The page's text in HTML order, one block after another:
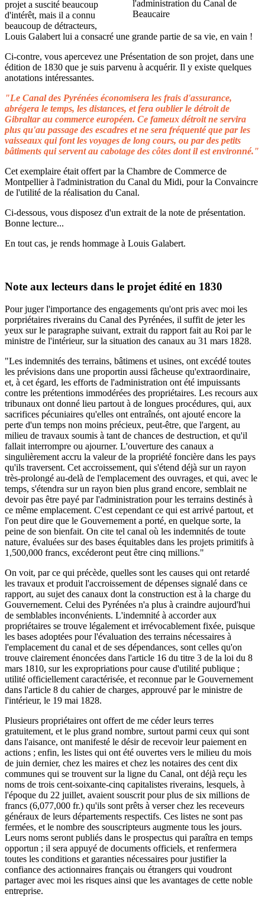
projet a suscité beaucoup
d'intérêt, mais il a connu
beaucoup de détracteurs,
Louis Galabert lui a consacré une grande partie de sa vie, en vain !
Ci-contre, vous apercevez une Présentation de son projet, dans une
édition de 1830 que je suis parvenu à acquérir. Il y existe quelques
anotations intéressantes.
"Le Canal des Pyrénées économisera les frais d'assurance,
abrégera le temps, les distances, et fera oublier le détroit de
Gibraltar au commerce européen. Ce fameux détroit ne servira
plus qu'au passage des escadres et ne sera fréquenté que par les
vaisseaux qui font les voyages de long cours, ou par des petits
bâtiments qui servent au cabotage des côtes dont il est environné."
Cet exemplaire était offert par la Chambre de Commerce de
Montpellier à l'administration du Canal du Midi, pour la Convaincre
de l'utilité de la réalisation du Canal.
Ci-dessous, vous disposez d'un extrait de la note de présentation.
Bonne lecture...
En tout cas, je rends hommage à Louis Galabert.
Note aux lecteurs dans le projet édité en 1830
Pour juger l'importance des engagements qu'ont pris avec moi les
porpriétaires riverains du Canal des Pyrénées, il suffit de jeter les
yeux sur le paragraphe suivant, extrait du rapport fait au Roi par le
ministre de l'intérieur, sur la situation des canaux au 31 mars 1828.
"Les indemnités des terrains, bâtimens et usines, ont excédé toutes
les prévisions dans une proportin aussi fâcheuse qu'extraordinaire,
et, à cet égard, les efforts de l'administration ont été impuissants
contre les prétentions immodérées des propriétaires. Les recours aux
tribunaux ont donné lieu partout à de longues procédures, qui, aux
sacrifices pécuniaires qu'elles ont entraînés, ont ajouté encore la
perte d'un temps non moins précieux, peut-être, que l'argent, au
milieu de travaux soumis à tant de chances de destruction, et qu'il
fallait interrompre ou ajourner. L'ouverture des canaux a
singulièrement accru la valeur de la propriété foncière dans les pays
qu'ils traversent. Cet accroissement, qui s'étend déjà sur un rayon
très-prolongé au-delà de l'emplacement des ouvrages, et qui, avec le
temps, s'étendra sur un rayon bien plus grand encore, semblait ne
devoir pas être payé par l'administration pour les terrains destinés à
ce même emplacement. C'est cependant ce qui est arrivé partout, et
l'on peut dire que le Gouvernement a porté, en quelque sorte, la
peine de son bienfait. On cite tel canal où les indemnités de toute
nature, évaluées sur des bases équitables dans les projets primitifs à
1,500,000 francs, excéderont peut être cinq millions."
On voit, par ce qui précède, quelles sont les causes qui ont retardé
les travaux et produit l'accroissement de dépenses signalé dans ce
rapport, au sujet des canaux dont la construction est à la charge du
Gouvernement. Celui des Pyrénées n'a plus à craindre aujourd'hui
de semblables inconvénients. L'indemnité à accorder aux
propriétaires se trouve légalement et irrévocablement fixée, puisque
les bases adoptées pour l'évaluation des terrains nécessaires à
l'emplacement du canal et de ses dépendances, sont celles qu'on
trouve clairement énoncées dans l'article 16 du titre 3 de la loi du 8
mars 1810, sur les expropriations pour cause d'utilité publique ;
utilité officiellement caractérisée, et reconnue par le Gouvernement
dans l'article 8 du cahier de charges, approuvé par le ministre de
l'intérieur, le 19 mai 1828.
Plusieurs propriétaires ont offert de me céder leurs terres
gratuitement, et le plus grand nombre, surtout parmi ceux qui sont
dans l'aisance, ont manifesté le désir de recevoir leur paiement en
actions ; enfin, les listes qui ont été ouvertes vers le milieu du mois
de juin dernier, chez les maires et chez les notaires des cent dix
communes qui se trouvent sur la ligne du Canal, ont déjà reçu les
noms de trois cent-soixante-cinq capitalistes riverains, lesquels, à
l'époque du 22 juillet, avaient souscrit pour plus de six millions de
francs (6,077,000 fr.) qu'ils sont prêts à verser chez les receveurs
généraux de leurs départements respectifs. Ces listes ne sont pas
fermées, et le nombre des souscripteurs augmente tous les jours.
Leurs noms seront publiés dans le prospectus qui paraîtra en temps
opportun ; il sera appuyé de documents officiels, et renfermera
toutes les conditions et garanties nécessaires pour justifier la
confiance des actionnaires français ou étrangers qui voudront
partager avec moi les risques ainsi que les avantages de cette noble
entreprise.